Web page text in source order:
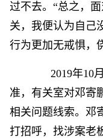
过不去。“总之，
关，我便认为自己
行为更加无戒惧，
2019年10月
准，有关室对邓寄
相关问题线索。邓
打招呼，找涉案老